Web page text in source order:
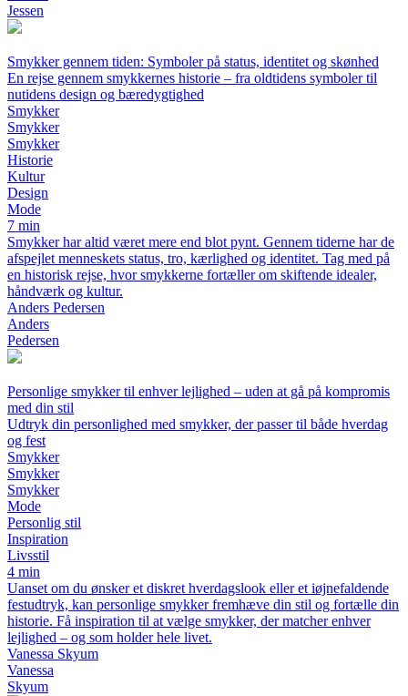
Jessen
Smykker gennem tiden: Symboler på status, identitet og skønhed
En rejse gennem smykkernes historie – fra oldtidens symboler til
nutidens design og bæredygtighed
Smykker
Smykker
Smykker
Historie
Kultur
Design
Mode
7 min
Smykker har altid været mere end blot pynt. Gennem tiderne har de
afspejlet menneskets status, tro, kærlighed og identitet. Tag med på
en historisk rejse, hvor smykkerne fortæller om skiftende idealer,
håndværk og kultur.
Anders Pedersen
Anders
Pedersen
Personlige smykker til enhver lejlighed – uden at gå på kompromis
med din stil
Udtryk din personlighed med smykker, der passer til både hverdag
og fest
Smykker
Smykker
Smykker
Mode
Personlig stil
Inspiration
Livsstil
4 min
Uanset om du ønsker et diskret hverdagslook eller et iøjnefaldende
festudtryk, kan personlige smykker fremhæve din stil og fortælle din
historie. Få inspiration til at vælge smykker, der matcher enhver
lejlighed – og som holder hele livet.
Vanessa Skyum
Vanessa
Skyum